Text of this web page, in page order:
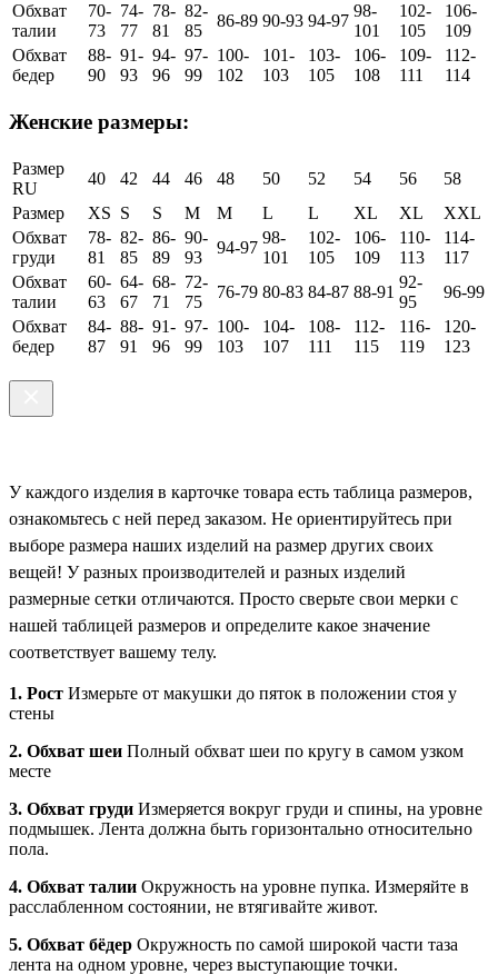
Обхват
талии
70-
73
74-
77
78-
81
82-
85
86-89 90-93 94-97
98-
101
102-
105
106-
109
Обхват
бедер
88-
90
91-
93
94-
96
97-
99
100-
102
101-
103
103-
105
106-
108
109-
111
112-
114
Женские размеры:
Размер
RU
40 42 44 46 48 50 52 54 56
58
Размер
XS S S M M L L XL XL
XXL
Обхват
груди
78-
81
82-
85
86-
89
90-
93
94-97
98-
101
102-
105
106-
109
110-
113
114-
117
Обхват
талии
60-
63
64-
67
68-
71
72-
75
76-79 80-83 84-87 88-91
92-
95
96-99
Обхват
бедер
84-
87
88-
91
91-
96
97-
99
100-
103
104-
107
108-
111
112-
115
116-
119
120-
123
У каждого изделия в карточке товара есть таблица размеров,
ознакомьтесь с ней перед заказом. Не ориентируйтесь при
выборе размера наших изделий на размер других своих
вещей! У разных производителей и разных изделий
размерные сетки отличаются. Просто сверьте свои мерки с
нашей таблицей размеров и определите какое значение
соответствует вашему телу.
1. Рост Измерьте от макушки до пяток в положении стоя у
стены
2. Обхват шеи Полный обхват шеи по кругу в самом узком
месте
3. Обхват груди Измеряется вокруг груди и спины, на уровне
подмышек. Лента должна быть горизонтально относительно
пола.
4. Обхват талии Окружность на уровне пупка. Измеряйте в
расслабленном состоянии, не втягивайте живот.
5. Обхват бёдер Окружность по самой широкой части таза
лента на одном уровне, через выступающие точки.